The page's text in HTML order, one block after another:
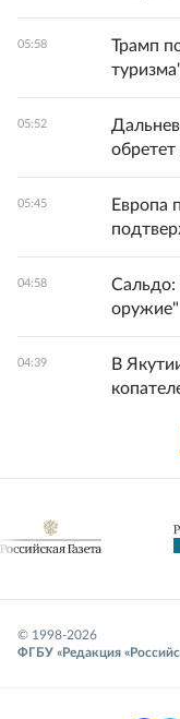
05:58
Трамп
05:52
05:45
Европа
04:58
Сальдо:
оружие"
04:39
В
© 1998-2026
ФГБУ «Редакция